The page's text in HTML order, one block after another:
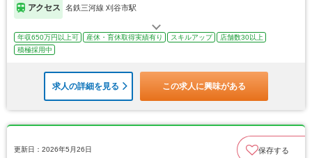
アクセス 名鉄三河線 刈谷市駅
年収650万円以上可 産休・育休取得実績有り スキルアップ
店舗数30以上
積極採用中
求人の詳細を見る この求人に興味がある
更新日：2026年5月26日 保存する